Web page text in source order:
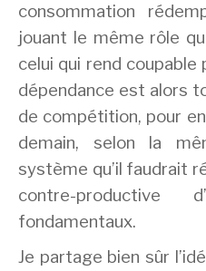
consommation
jouant le même rôle
celui qui rend coupable
dépendance est alors
de compétition, pour
demain, selon la
système qu’il faudrait
contre-productive
fondamentaux.
Je partage bien sûr